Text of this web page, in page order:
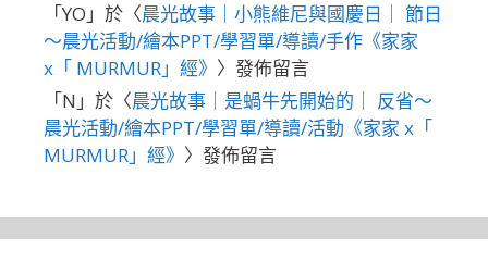
「YO 」於〈晨光故事｜小熊維尼與國慶日｜ 節日
～晨光活動/繪本PPT/學習單/導讀/手作《家家
x「 MURMUR」經》 〉發佈留言
「N 」於〈晨光故事｜是蝸牛先開始的｜ 反省～
晨光活動/繪本PPT/學習單/導讀/活動《家家 x「
MURMUR」經》 〉發佈留言